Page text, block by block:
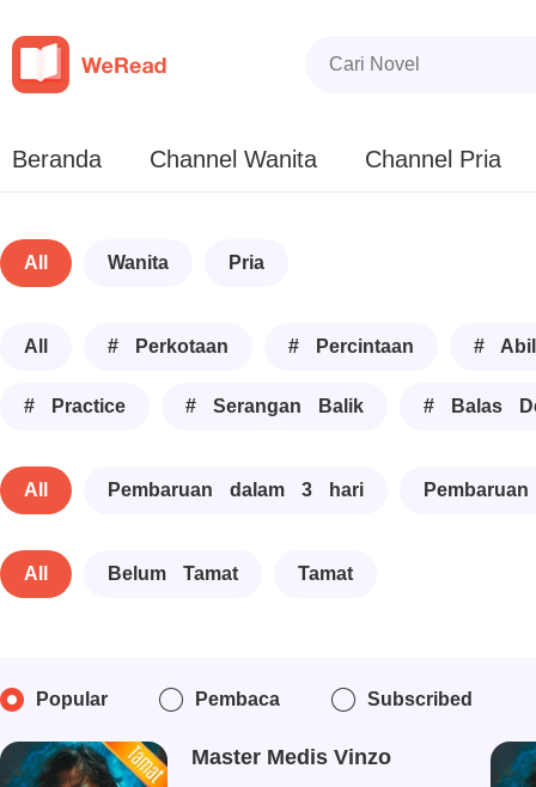
Beranda Channel Wanita Channel Pria
All Wanita Pria
All # Perkotaan # Percintaan #
# Practice # Serangan Balik # Balas
All Pembaruan dalam 3 hari
All Belum Tamat Tamat
Popular Pembaca Subscribed
Master Medis Vinzo